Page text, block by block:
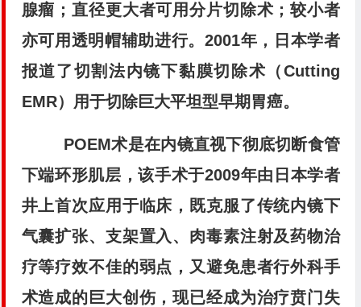
腺瘤；直径更大者可用分片切除术；较小者
亦可用透明帽辅助进行。2001年，日本学者
报道了切割法内镜下黏膜切除术（Cutting
EMR）用于切除巨大平坦型早期胃癌。
POEM术是在内镜直视下彻底切断食管
下端环形肌层，该手术于2009年由日本学者
井上首次应用于临床，既克服了传统内镜下
气囊扩张、支架置入、肉毒素注射及药物治
疗等疗效不佳的弱点，又避免患者行外科手
术造成的巨大创伤，现已经成为治疗贲门失